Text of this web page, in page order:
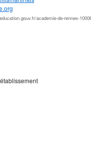
academie-de-rennes-